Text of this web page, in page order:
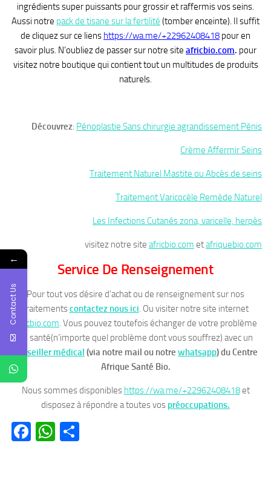
ingrédients super puissants pour grossir et raffermis vos seins.
Aussi notre pack de tisane sur la fertilité (tomber enceinte). Il suffit
de cliquez sur ce liens https://wa.me/+22962408418 pour en
savoir plus. N’oubliez de passer sur notre site africbio.com. pour
visitez notre boutique qui contient tout un multitudes de produits
naturels.
Découvrez: Pénoplastie Sans chirurgie agrandissement Pénis
Crème Affermir Seins
Traitement Naturel Mastite ou Abcès de seins
Traitement Varicocèle Remède Naturel
Les Infections Cutanés zona, varicelle, herpès
visitez notre site africbio.com etafriquebio.com
Service De Renseignement
Pour tout vos désire d’achat ou de renseignement sur nos
traitementscontactez nous ici. Ou visiter notre site internet
africbio.com. Vous pouvez toutefois échanger de votre problème
de santé(n’importe quel problème dont vous souffrez) avec un
conseiller médical (via notre mail ou notre whatsapp)du Centre
Afrique Santé Bio.
Nous sommes disponibles https://wa.me/+22962408418et
disposez à répondre a toutes vos préoccupations.
Facebook
WhatsApp
←
Contact Us